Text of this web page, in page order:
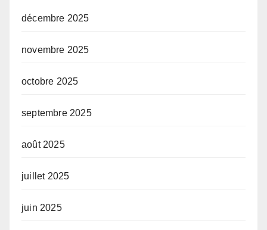
décembre 2025
novembre 2025
octobre 2025
septembre 2025
août 2025
juillet 2025
juin 2025